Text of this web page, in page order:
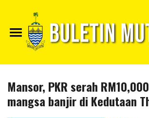
Mansor, PKR serah
mangsa banjir di Kedutaan